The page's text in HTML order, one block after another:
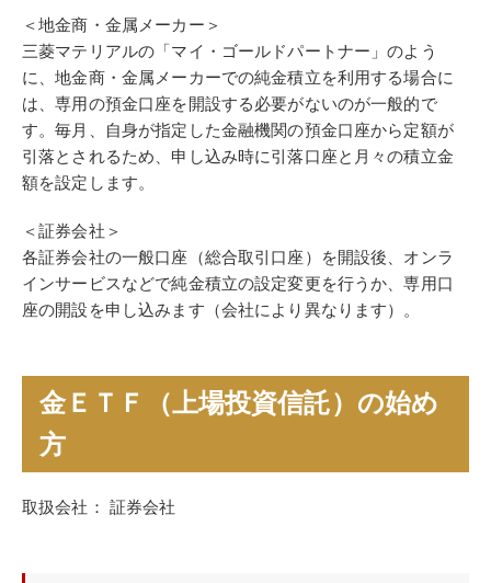
＜地金商・金属メーカー＞
三菱マテリアルの「マイ・ゴールドパートナー」のよう
に、地金商・金属メーカーでの純金積立を利用する場合に
は、専用の預金口座を開設する必要がないのが一般的で
す。毎月、自身が指定した金融機関の預金口座から定額が
引落とされるため、申し込み時に引落口座と月々の積立金
額を設定します。
＜証券会社＞
各証券会社の一般口座（総合取引口座）を開設後、オンラ
インサービスなどで純金積立の設定変更を行うか、専用口
座の開設を申し込みます（会社により異なります）。
金ＥＴＦ（上場投資信託）の始め
方
取扱会社： 証券会社